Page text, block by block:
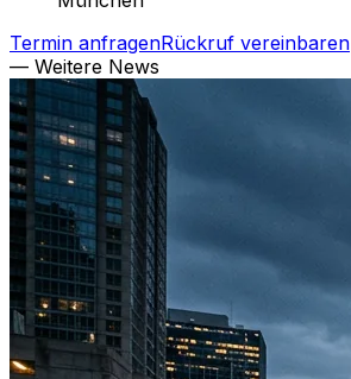
Termin anfragenRückruf vereinbaren
— Weitere News